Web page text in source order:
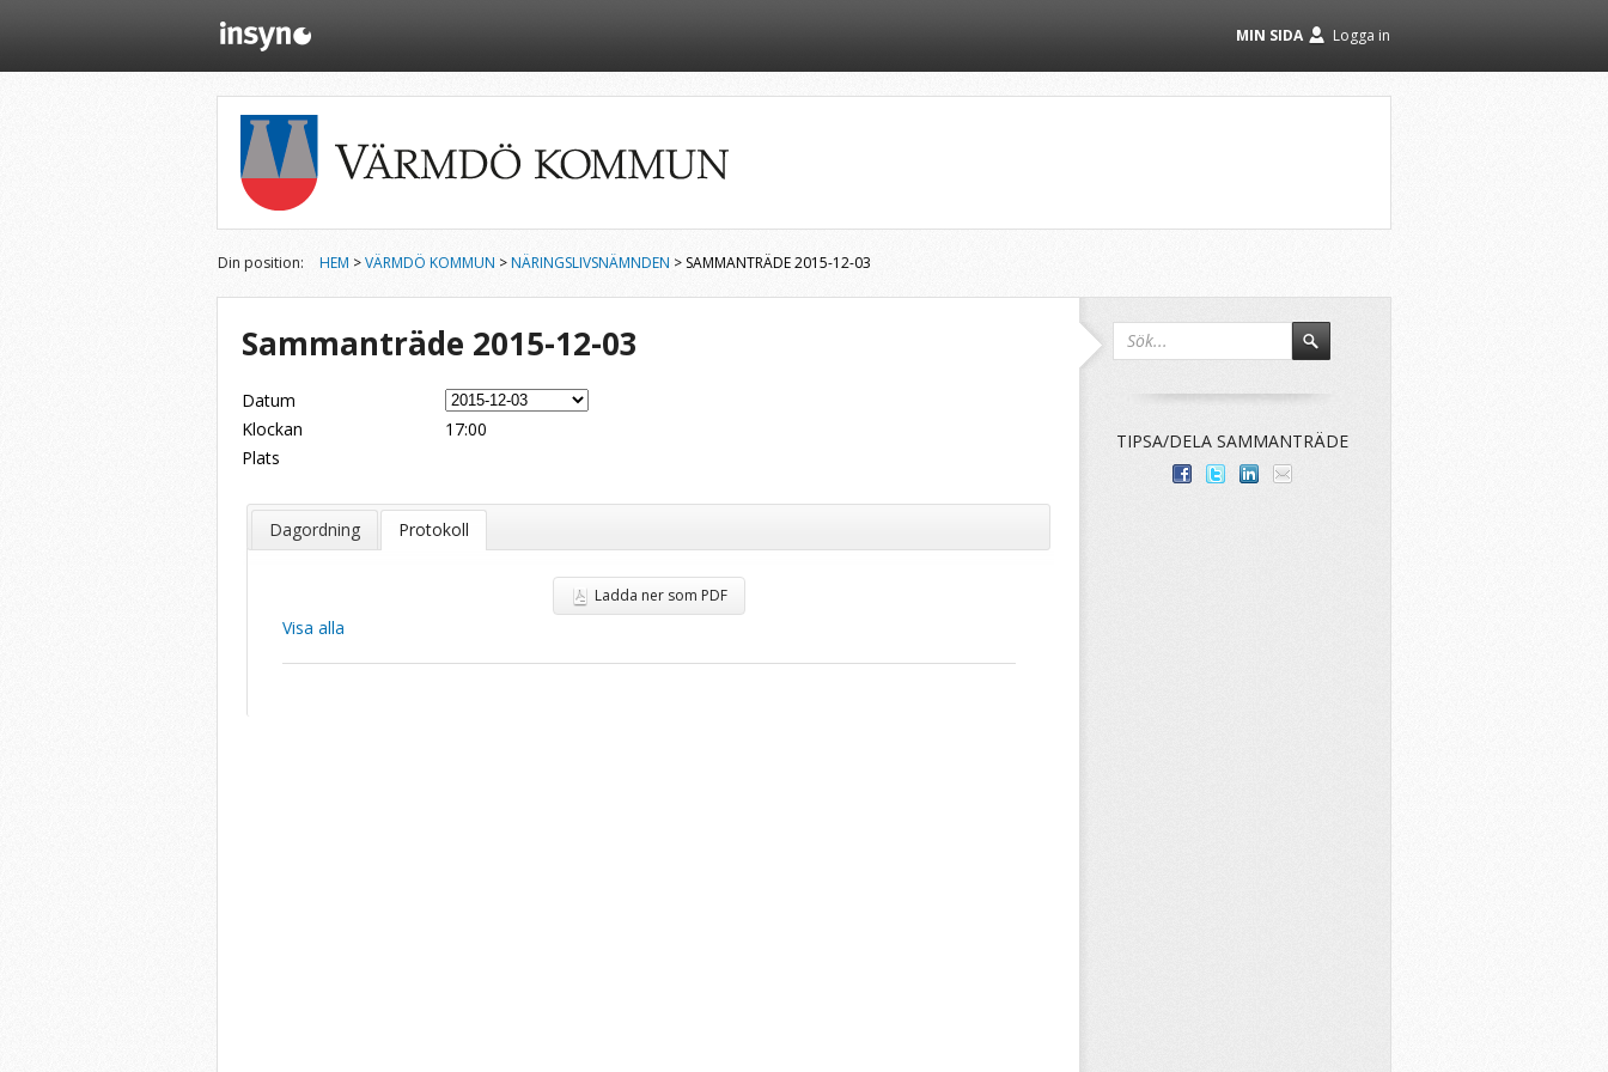
Logga in
MIN SIDA
Din position: HEM >VÄRMDÖ KOMMUN >NÄRINGSLIVSNÄMNDEN > SAMMANTRÄDE 2015-12-03
Sammanträde 2015-12-03
Datum
Klockan
17:00
Plats
Dagordning Protokoll
Ladda ner som PDF
Visa alla
TIPSA/DELA SAMMANTRÄDE